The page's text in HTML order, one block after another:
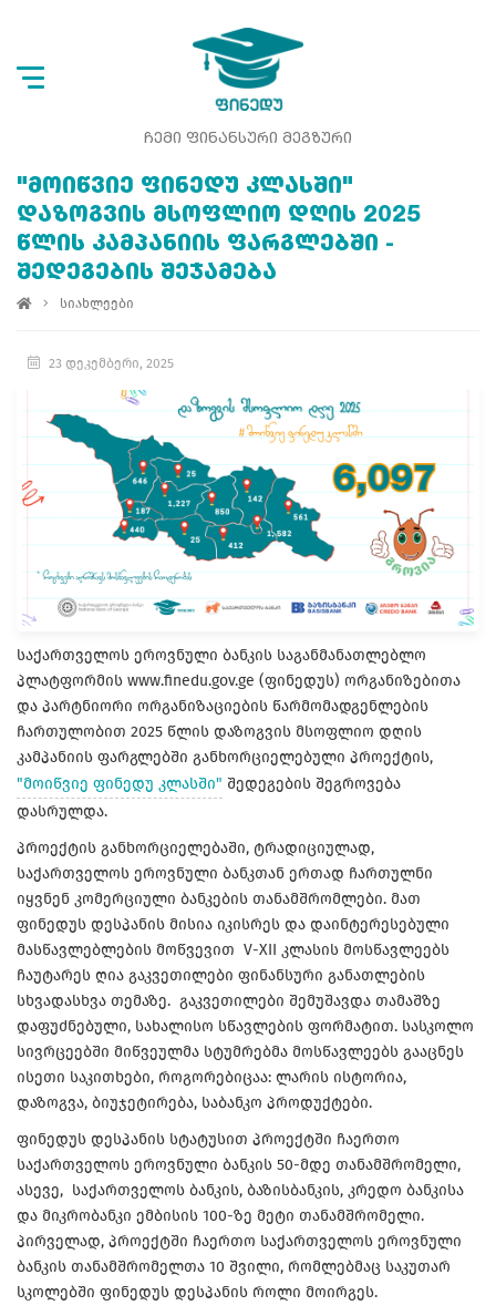
ᲩᲔᲛᲘ ᲤᲘᲜᲐᲜᲡᲣᲠᲘ ᲛᲔᲒᲖᲣᲠᲘ
"ᲛᲝᲘᲬᲕᲘᲔ ᲤᲘᲜᲔᲓᲣ ᲙᲚᲐᲡᲨᲘ"
ᲓᲐᲖᲝᲒᲕᲘᲡ ᲛᲡᲝᲤᲚᲘᲝ ᲓᲦᲘᲡ 2025
ᲬᲚᲘᲡ ᲙᲐᲛᲞᲐᲜᲘᲘᲡ ᲤᲐᲠᲒᲚᲔᲑᲨᲘ -
ᲨᲔᲓᲔᲒᲔᲑᲘᲡ ᲨᲔᲯᲐᲛᲔᲑᲐ
სიახლეები
23 დეკემბერი, 2025
საქართველოს ეროვნული ბანკის საგანმანათლებლო
პლატფორმის www.finedu.gov.ge (ფინედუს) ორგანიზებითა
და პარტნიორი ორგანიზაციების წარმომადგენლების
ჩართულობით 2025 წლის დაზოგვის მსოფლიო დღის
კამპანიის ფარგლებში განხორციელებული პროექტის,
"მოიწვიე ფინედუ კლასში" შედეგების შეგროვება
დასრულდა.
პროექტის განხორციელებაში, ტრადიციულად,
საქართველოს ეროვნული ბანკთან ერთად ჩართულნი
იყვნენ კომერციული ბანკების თანამშრომლები. მათ
ფინედუს დესპანის მისია იკისრეს და დაინტერესებული
მასწავლებლების მოწვევით V-XII კლასის მოსწავლეებს
ჩაუტარეს ღია გაკვეთილები ფინანსური განათლების
სხვადასხვა თემაზე. გაკვეთილები შემუშავდა თამაშზე
დაფუძნებული, სახალისო სწავლების ფორმატით. სასკოლო
სივრცეებში მიწვეულმა სტუმრებმა მოსწავლეებს გააცნეს
ისეთი საკითხები, როგორებიცაა: ლარის ისტორია,
დაზოგვა, ბიუჯეტირება, საბანკო პროდუქტები.
ფინედუს დესპანის სტატუსით პროექტში ჩაერთო
საქართველოს ეროვნული ბანკის 50-მდე თანამშრომელი,
ასევე, საქართველოს ბანკის, ბაზისბანკის, კრედო ბანკისა
და მიკრობანკი ემბისის 100-ზე მეტი თანამშრომელი.
პირველად, პროექტში ჩაერთო საქართველოს ეროვნული
ბანკის თანამშრომელთა 10 შვილი, რომლებმაც საკუთარ
სკოლებში ფინედუს დესპანის როლი მოირგეს.